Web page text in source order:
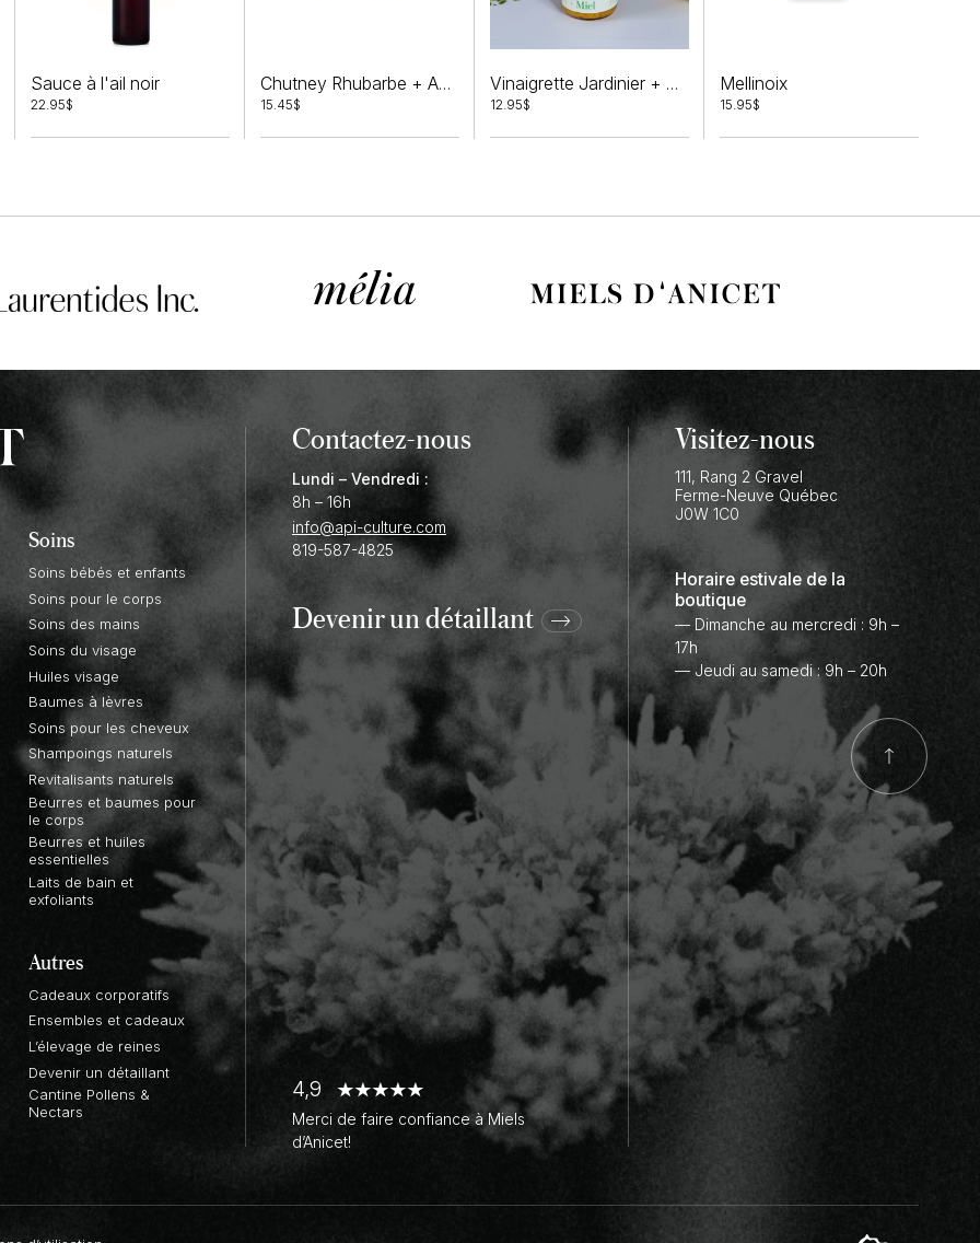
Sauce à l'ail noir
22.95$
Chutney Rhubarbe + Amélanchier
15.45$
Vinaigrette Jardinier + Miel
12.95$
Mellinoix
15.95$
Soins
Soins bébés et enfants
Soins pour le corps
Soins des mains
Soins du visage
Huiles visage
Baumes à lèvres
Soins pour les cheveux
Shampoings naturels
Revitalisants naturels
Beurres et baumes pour
le corps
Beurres et huiles
essentielles
Laits de bain et
exfoliants
Autres
Cadeaux corporatifs
Ensembles et cadeaux
L’élevage de reines
Devenir un détaillant
Cantine Pollens &
Nectars
Contactez-nous
Lundi – Vendredi :
8h – 16h
info@api-culture.com
819-587-4825
Devenir undétaillant
4,9
Merci de faire confiance à Miels
d’Anicet!
Visitez-nous
111, Rang 2 Gravel
Ferme-Neuve Québec
J0W 1C0
Horaire estivale de la
boutique
— Dimanche au mercredi : 9h –
17h
— Jeudi au samedi : 9h – 20h